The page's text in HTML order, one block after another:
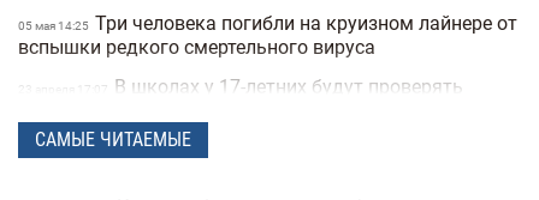
05 мая 14:25 Три человека погибли на круизном лайнере от
вспышки редкого смертельного вируса
23 апреля 17:07
В школах у 17-летних будут проверять
Полиция Мексики несколько дней не могла
САМЫЕ ЧИТАЕМЫЕ